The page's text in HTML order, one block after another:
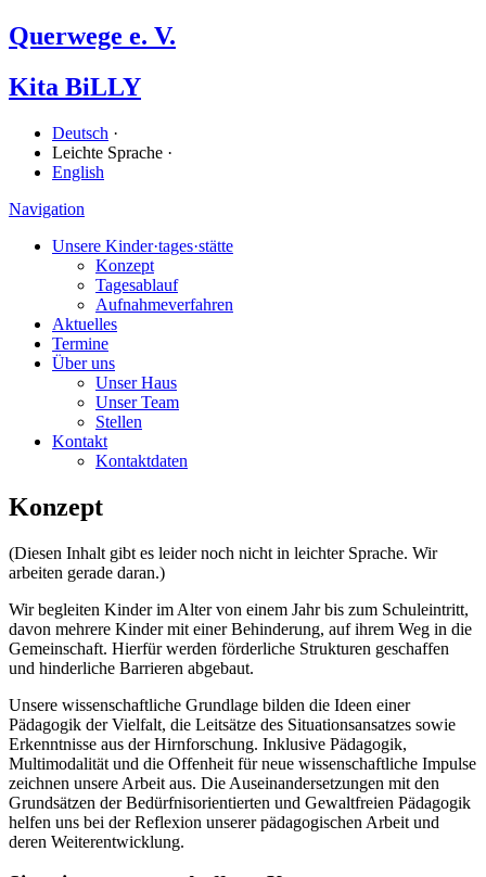
Querwege e. V.
Kita BiLLY
Deutsch ·
Leichte Sprache ·
English
Navigation
Unsere Kinder·tages·stätte
Konzept
Tagesablauf
Aufnahmeverfahren
Aktuelles
Termine
Über uns
Unser Haus
Unser Team
Stellen
Kontakt
Kontaktdaten
Konzept
(Diesen Inhalt gibt es leider noch nicht in leichter Sprache. Wir
arbeiten gerade daran.)
Wir begleiten Kinder im Alter von einem Jahr bis zum Schuleintritt,
davon mehrere Kinder mit einer Behinderung, auf ihrem Weg in die
Gemeinschaft. Hierfür werden förderliche Strukturen geschaffen
und hinderliche Barrieren abgebaut.
Unsere wissenschaftliche Grundlage bilden die Ideen einer
Pädagogik der Vielfalt, die Leitsätze des Situationsansatzes sowie
Erkenntnisse aus der Hirnforschung. Inklusive Pädagogik,
Multimodalität und die Offenheit für neue wissenschaftliche Impulse
zeichnen unsere Arbeit aus. Die Auseinandersetzungen mit den
Grundsätzen der Bedürfnisorientierten und Gewaltfreien Pädagogik
helfen uns bei der Reflexion unserer pädagogischen Arbeit und
deren Weiterentwicklung.